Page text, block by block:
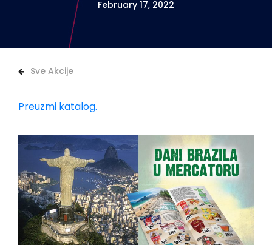
February 17, 2022
Sve Akcije
Preuzmi katalog.